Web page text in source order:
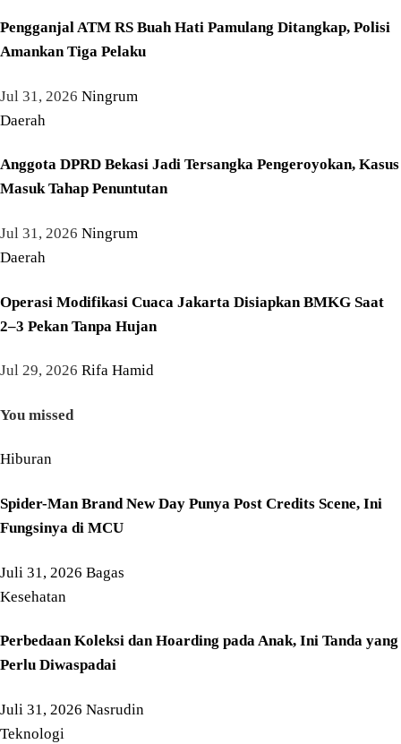
Pengganjal ATM RS Buah Hati Pamulang Ditangkap, Polisi
Amankan Tiga Pelaku
Jul 31, 2026 Ningrum
Daerah
Anggota DPRD Bekasi Jadi Tersangka Pengeroyokan, Kasus
Masuk Tahap Penuntutan
Jul 31, 2026 Ningrum
Daerah
Operasi Modifikasi Cuaca Jakarta Disiapkan BMKG Saat
2–3 Pekan Tanpa Hujan
Jul 29, 2026 Rifa Hamid
You missed
Hiburan
Spider-Man Brand New Day Punya Post Credits Scene, Ini
Fungsinya di MCU
Juli 31, 2026 Bagas
Kesehatan
Perbedaan Koleksi dan Hoarding pada Anak, Ini Tanda yang
Perlu Diwaspadai
Juli 31, 2026 Nasrudin
Teknologi